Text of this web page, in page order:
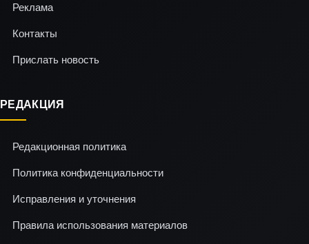
Реклама
Контакты
Прислать новость
РЕДАКЦИЯ
Редакционная политика
Политика конфиденциальности
Исправления и уточнения
Правила использования материалов